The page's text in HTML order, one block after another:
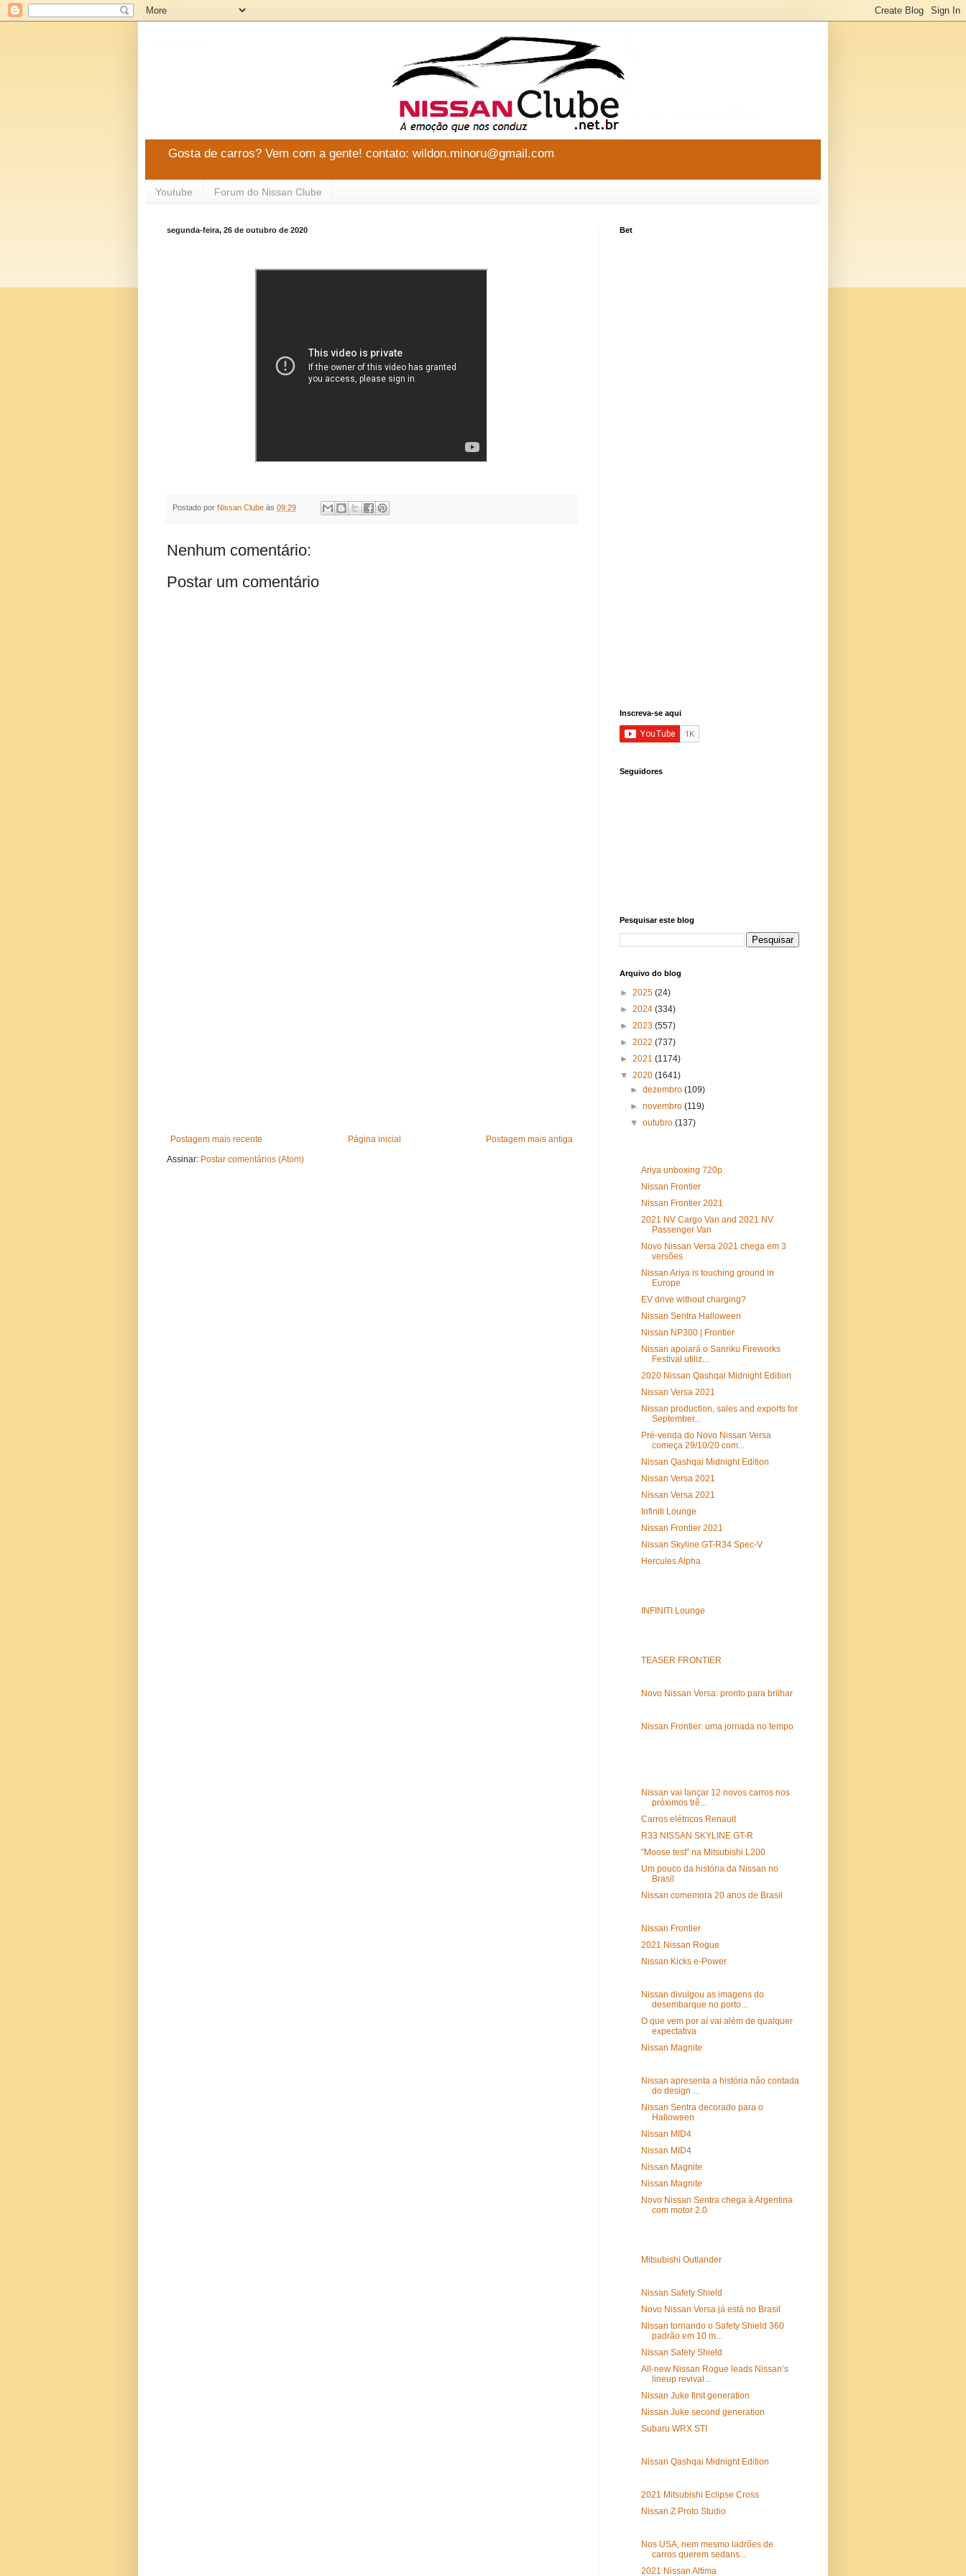
Gosta de carros? Vem com a gente! contato: wildon.minoru@gmail.com
Youtube Forum do Nissan Clube
segunda-feira, 26 de outubro de 2020
Postado por Nissan Clube às 09:29
Nenhum comentário:
Postar um comentário
Postagem mais recente Postagem mais antiga
Página inicial
Assinar: Postar comentários (Atom)
Bet
Inscreva-se aqui
Seguidores
Pesquisar este blog
Arquivo do blog
► 2025 (24)
► 2024 (334)
► 2023 (557)
► 2022 (737)
► 2021 (1174)
▼ 2020 (1641)
►dezembro(109)
►novembro(119)
▼outubro(137)
Ariya unboxing 720p
Nissan Frontier
Nissan Frontier 2021
2021 NV Cargo Van and 2021 NV
Passenger Van
Novo Nissan Versa 2021 chega em 3
versões
Nissan Ariya is touching ground in
Europe
EV drive without charging?
Nissan Sentra Halloween
Nissan NP300 | Frontier
Nissan apoiará o Sanriku Fireworks
Festival utiliz...
2020 Nissan Qashqai Midnight Edition
Nissan Versa 2021
Nissan production, sales and exports for
September...
Pré-venda do Novo Nissan Versa
começa 29/10/20 com...
Nissan Qashqai Midnight Edition
Nissan Versa 2021
Nissan Versa 2021
Infiniti Lounge
Nissan Frontier 2021
Nissan Skyline GT-R34 Spec-V
Hercules Alpha
INFINITI Lounge
TEASER FRONTIER
Novo Nissan Versa: pronto para brilhar
Nissan Frontier: uma jornada no tempo
Nissan vai lançar 12 novos carros nos
próximos trê...
Carros elétricos Renault
R33 NISSAN SKYLINE GT-R
"Moose test" na Mitsubishi L200
Um pouco da história da Nissan no
Brasil
Nissan comemora 20 anos de Brasil
Nissan Frontier
2021 Nissan Rogue
Nissan Kicks e-Power
Nissan divulgou as imagens do
desembarque no porto...
O que vem por aí vai além de qualquer
expectativa
Nissan Magnite
Nissan apresenta a história não contada
do design ...
Nissan Sentra decorado para o
Halloween
Nissan MID4
Nissan MID4
Nissan Magnite
Nissan Magnite
Novo Nissan Sentra chega à Argentina
com motor 2.0
Mitsubishi Outlander
Nissan Safety Shield
Novo Nissan Versa já está no Brasil
Nissan tornando o Safety Shield 360
padrão em 10 m...
Nissan Safety Shield
All-new Nissan Rogue leads Nissan’s
lineup revival...
Nissan Juke first generation
Nissan Juke second generation
Subaru WRX STI
Nissan Qashqai Midnight Edition
2021 Mitsubishi Eclipse Cross
Nissan Z Proto Studio
Nos USA, nem mesmo ladrões de
carros querem sedans...
2021 Nissan Altima